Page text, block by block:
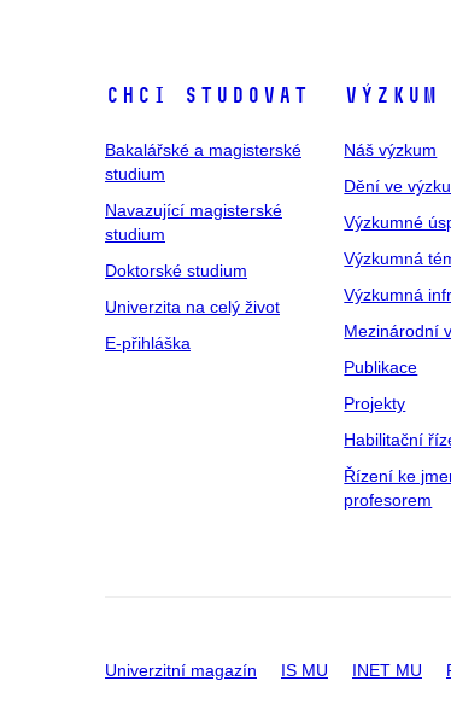
Chci studovat
Bakalářské a magisterské
studium
Navazující magisterské
studium
Doktorské studium
Univerzita na celý život
E-přihláška
Výzkum
Náš výzkum
Dění ve
Výzkumné
Výzkumná
Výzkumná
Mezinárodní
Publikace
Projekty
Habilitační
Řízení ke
profesorem
Univerzitní magazín IS MU INET MU